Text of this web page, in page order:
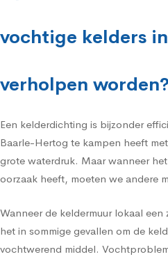
vochtige kelders
verholpen worden?
Een kelderdichting is bijzonder
Baarle-Hertog te kampen heeft
grote waterdruk. Maar wanneer
oorzaak heeft, moeten we andere
Wanneer de keldermuur lokaal
het in sommige gevallen om de
vochtwerend middel.